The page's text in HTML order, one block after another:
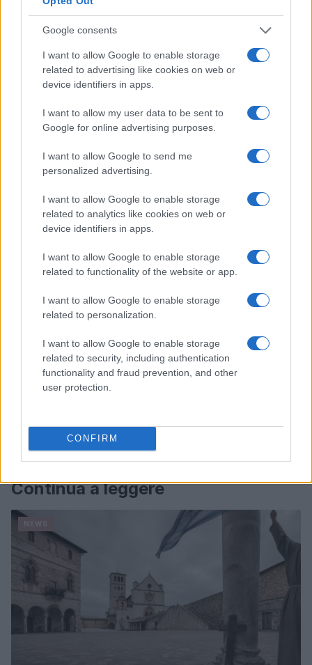
Google consents
I want to allow Google to enable storage
related to advertising like cookies on web or
device identifiers in apps.
I want to allow my user data to be sent to
Google for online advertising purposes.
I want to allow Google to send me
personalized advertising.
I want to allow Google to enable storage
related to analytics like cookies on web or
device identifiers in apps.
I want to allow Google to enable storage
related to functionality of the website or app.
I want to allow Google to enable storage
related to personalization.
I want to allow Google to enable storage
related to security, including authentication
functionality and fraud prevention, and other
user protection.
CONFIRM
AUTORE
Beatrice Bonaventura
lasciare le passerelle di Firenze dopo un
servizio su sartorie locali; da allora guida
scelte stilistiche pratiche per lettori. In
un archivio personale di tagli e cartamodelli
d’epoca.
Continua a leggere